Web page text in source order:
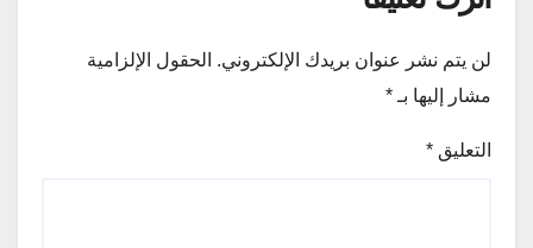
لن يتم نشر عنوان بريدك الإلكتروني. الحقول الإلزامية
مشار إليها بـ *
التعليق *